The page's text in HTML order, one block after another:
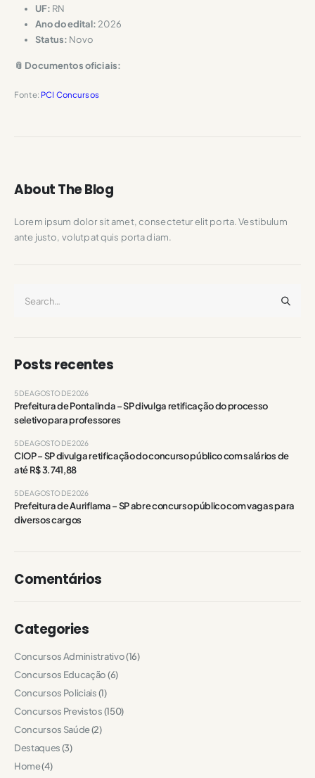
UF: RN
Ano do edital:2026
Status: Novo
📎 Documentos oficiais:
Fonte: PCI Concursos
About The Blog
Lorem ipsum dolor sit amet, consectetur elit porta. Vestibulum
ante justo, volutpat quis porta diam.
Posts recentes
Prefeitura de Pontalinda – SP divulga retificação do processo
seletivo para professores
5 DE AGOSTO DE 2026
CIOP – SP divulga retificação do concurso público com salários de
até R$ 3.741,88
5 DE AGOSTO DE 2026
Prefeitura de Auriflama – SP abre concurso público com vagas para
diversos cargos
5 DE AGOSTO DE 2026
Comentários
Categories
Concursos Administrativo(16)
Concursos Educação(6)
Concursos Policiais(1)
Concursos Previstos(150)
Concursos Saúde(2)
Destaques(3)
Home(4)